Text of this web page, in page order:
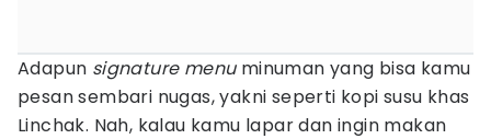
Adapun signature menuminuman yang bisa kamu
pesan sembari nugas, yakni seperti kopi susu khas
Linchak. Nah, kalau kamu lapar dan ingin makan